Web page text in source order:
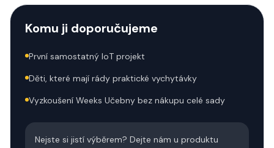
Komu ji doporučujeme
První samostatný IoT projekt
Děti, které mají rády praktické vychytávky
Vyzkoušení Weeks Učebny bez nákupu celé sady
Nejste si jistí výběrem? Dejte nám u produktu